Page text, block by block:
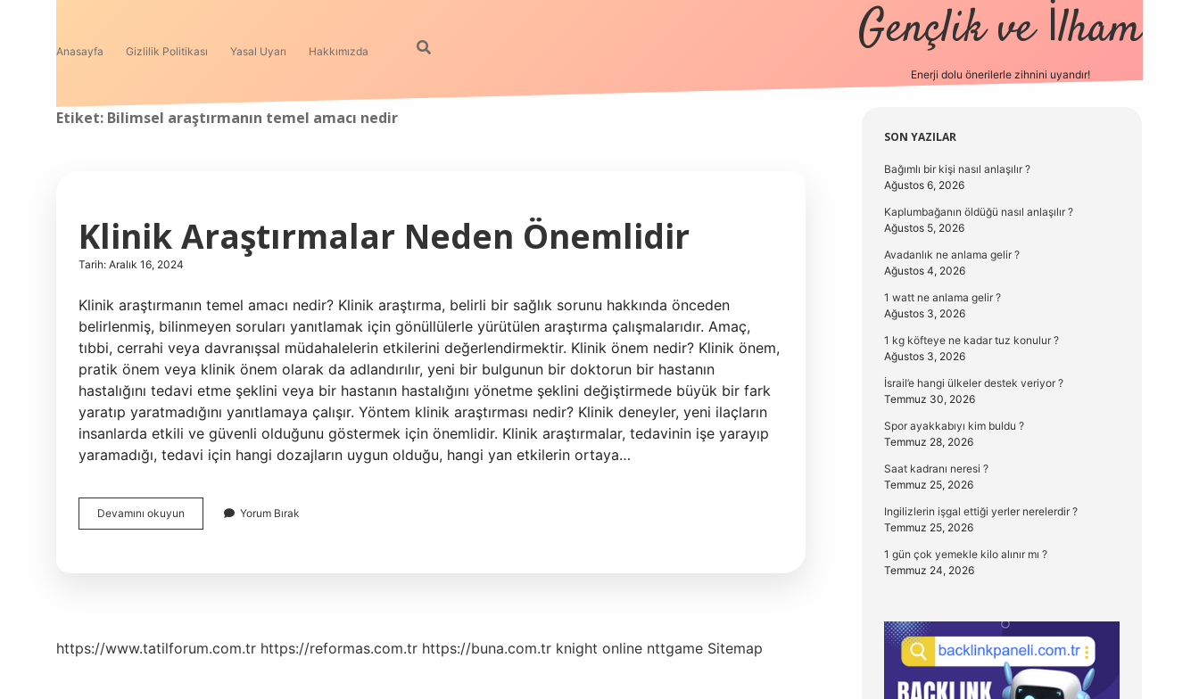
Anasayfa Gizlilik Politikası Yasal Uyarı Hakkımızda Gençlik ve İlham
Enerji dolu önerilerle zihnini uyandır!
Etiket: Bilimsel araştırmanın temel amacı nedir
Klinik Araştırmalar Neden Önemlidir
Tarih: Aralık 16, 2024
Klinik araştırmanın temel amacı nedir? Klinik araştırma, belirli bir sağlık sorunu hakkında önceden
belirlenmiş, bilinmeyen soruları yanıtlamak için gönüllülerle yürütülen araştırma çalışmalarıdır. Amaç,
tıbbi, cerrahi veya davranışsal müdahalelerin etkilerini değerlendirmektir. Klinik önem nedir? Klinik önem,
pratik önem veya klinik önem olarak da adlandırılır, yeni bir bulgunun bir doktorun bir hastanın
hastalığını tedavi etme şeklini veya bir hastanın hastalığını yönetme şeklini değiştirmede büyük bir fark
yaratıp yaratmadığını yanıtlamaya çalışır. Yöntem klinik araştırması nedir? Klinik deneyler, yeni ilaçların
insanlarda etkili ve güvenli olduğunu göstermek için önemlidir. Klinik araştırmalar, tedavinin işe yarayıp
yaramadığı, tedavi için hangi dozajların uygun olduğu, hangi yan etkilerin ortaya…
Devamını okuyun
Araştırmalar
Yorum Bırak
https://www.tatilforum.com.tr https://reformas.com.tr https://buna.com.tr knight online nttgame Sitemap
Sidebar
SON YAZILAR
Bağımlı bir kişi nasıl anlaşılır ?
Ağustos 6, 2026
Kaplumbağanın öldüğü nasıl anlaşılır ?
Ağustos 5, 2026
Avadanlık ne anlama gelir ?
Ağustos 4, 2026
1 watt ne anlama gelir ?
Ağustos 3, 2026
1 kg köfteye ne kadar tuz konulur ?
Ağustos 3, 2026
İsrail’e hangi ülkeler destek veriyor ?
Temmuz 30, 2026
Spor ayakkabıyı kim buldu ?
Temmuz 28, 2026
Saat kadranı neresi ?
Temmuz 25, 2026
Ingilizlerin işgal ettiği yerler nerelerdir ?
Temmuz 25, 2026
1 gün çok yemekle kilo alınır mı ?
Temmuz 24, 2026